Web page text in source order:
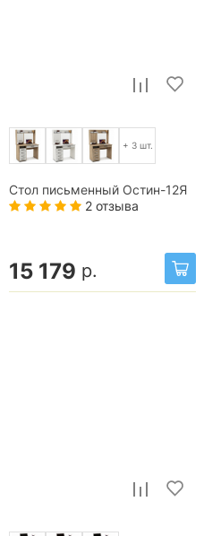
+ 3 шт.
Стол письменный Остин-12Я
2 отзыва
15 179 р.